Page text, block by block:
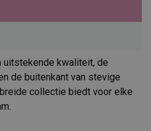
uitstekende kwaliteit, de
de buitenkant van stevige
collectie biedt voor elke